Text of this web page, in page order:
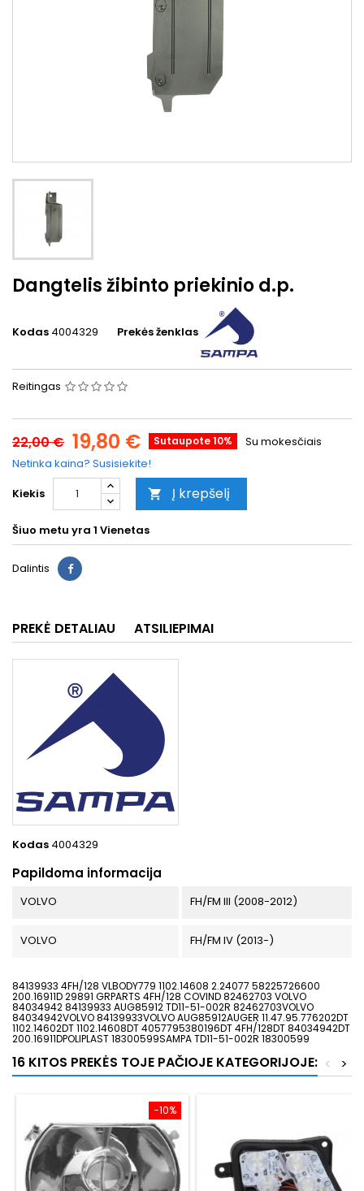
Dangtelis žibinto priekinio d.p.
Kodas 4004329 Prekės ženklas
Reitingas
22,00 € 19,80 € Sutaupote 10%
Su mokesčiais
Netinka kaina? Susisiekite!
Kiekis
 Į krepšelį
Šiuo metu yra 1 Vienetas
Dalintis
PREKĖ DETALIAU ATSILIEPIMAI
Kodas 4004329
Papildoma informacija
VOLVO FH/FM III (2008-2012)
VOLVO FH/FM IV (2013-)
84139933 4FH/128 VLBODY779 1102.14608 2.24077 58225726600
200.16911D 29891 GRPARTS 4FH/128 COVIND 82462703 VOLVO
84034942 84139933 AUG85912 TD11-51-002R 82462703VOLVO
84034942VOLVO 84139933VOLVO AUG85912AUGER 11.47.95.776202DT
1102.14602DT 1102.14608DT 4057795380196DT 4FH/128DT 84034942DT
200.16911DPOLIPLAST 18300599SAMPA TD11-51-002R 18300599
16 KITOS PREKĖS TOJE PAČIOJE KATEGORIJOJE: >
<
−10%